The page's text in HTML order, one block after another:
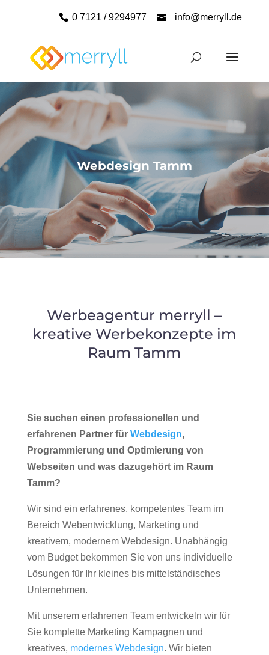
0 7121 / 9294977 info@merryll.de
Webdesign Tamm
Werbeagentur merryll –
kreative Werbekonzepte im
Raum Tamm
Sie suchen einen professionellen und
erfahrenen Partner für Webdesign,
Programmierung und Optimierung von
Webseiten und was dazugehört im Raum
Tamm?
Wir sind ein erfahrenes, kompetentes Team im
Bereich Webentwicklung, Marketing und
kreativem, modernem Webdesign. Unabhängig
vom Budget bekommen Sie von uns individuelle
Lösungen für Ihr kleines bis mittelständisches
Unternehmen.
Mit unserem erfahrenen Team entwickeln wir für
Sie komplette Marketing Kampagnen und
kreatives, modernes Webdesign. Wir bieten